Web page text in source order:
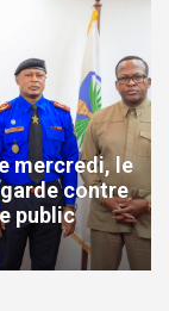
mercredi, le
contre
public